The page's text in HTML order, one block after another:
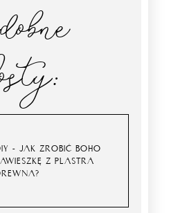
- JAK ZROBIĆ BOHO
Z PLASTRA